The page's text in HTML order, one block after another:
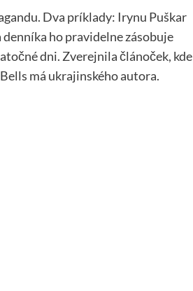
Dva príklady: Irynu Puškar
ho pravidelne zásobuje
dni. Zverejnila článoček, kde
má ukrajinského autora.